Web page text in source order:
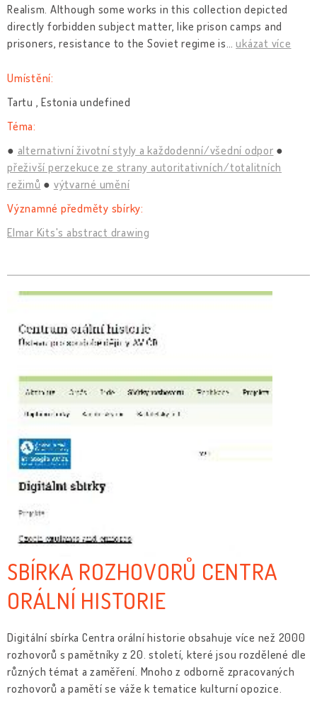
Realism. Although some works in this collection depicted
directly forbidden subject matter, like prison camps and
prisoners, resistance to the Soviet regime is…ukázat více
Umístění:
Tartu , Estonia undefined
Téma:
alternativní životní styly a každodenní/všední odpor
přeživší perzekuce ze strany autoritativních/totalitních
režimů
výtvarné umění
Významné předměty sbírky:
Elmar Kits's abstract drawing
SBÍRKA ROZHOVORŮ CENTRA
ORÁLNÍ HISTORIE
Digitální sbírka Centra orální historie obsahuje více než 2000
rozhovorů s pamětníky z 20. století, které jsou rozdělené dle
různých témat a zaměření. Mnoho z odborně zpracovaných
rozhovorů a pamětí se váže k tematice kulturní opozice.